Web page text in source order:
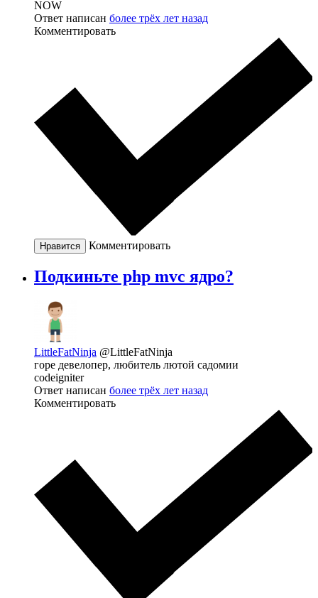
NOW
Ответ написан более трёх лет назад
Комментировать
Нравится Комментировать
Подкиньте php mvc ядро?
LittleFatNinja @LittleFatNinja
горе девелопер, любитель лютой садомии
codeigniter
Ответ написан более трёх лет назад
Комментировать